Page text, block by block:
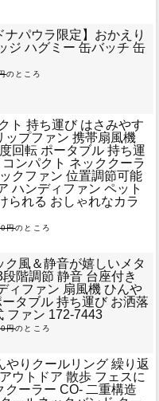
ナパウラ限定】おかえり
ジ ハグミー 缶バッチ 缶
のところ
ト 持ち運び はさみやす
ップファン 携帯扇風機
回転 ポータブル 持ち運
ンパクト ネッククーラ
クファン 位置調節可能
ハンディファン ペット
られる おしゃれなカラ
円のところ
ク風＆静音が嬉しい メタ
階調節 静音 台座付き
ィファン 扇風機 ひんや
タブル 持ち運び お洒落
ファン 172-7443
円のところ
りクールリング 繰り返
ウトドア 散歩 フェスに
クーラー CO- 二重構造